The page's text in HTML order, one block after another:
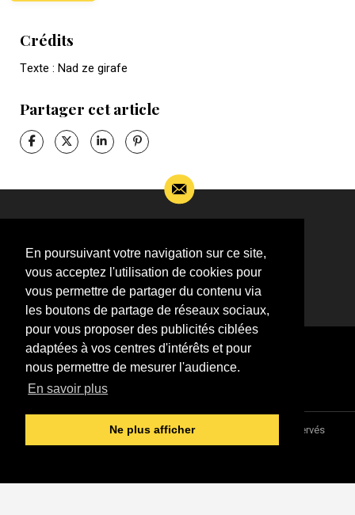
En poursuivant votre navigation sur ce site,
vous acceptez l'utilisation de cookies pour
vous permettre de partager du contenu via
les boutons de partage de réseaux sociaux,
pour vous proposer des publicités ciblées
adaptées à vos centres d'intérêts et pour
nous permettre de mesurer l'audience.
En savoir plus
Ne plus afficher
Crédits
Texte : Nad ze girafe
Partager cet article
complémentaires sur l’actualité de Jean-Jacques
Goldman,
ÉCRIVEZ-MOI !
Association "Parler d'sa vie" © 1997 - 2026 - Tous droits réservés